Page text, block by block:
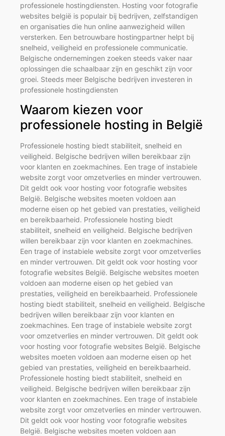
professionele hostingdiensten. Hosting voor fotografie
websites belgië is populair bij bedrijven, zelfstandigen
en organisaties die hun online aanwezigheid willen
versterken. Een betrouwbare hostingpartner helpt bij
snelheid, veiligheid en professionele communicatie.
Belgische ondernemingen zoeken steeds vaker naar
oplossingen die schaalbaar zijn en geschikt zijn voor
groei. Steeds meer Belgische bedrijven investeren in
professionele hostingdiensten
Waarom kiezen voor
professionele hosting in België
Professionele hosting biedt stabiliteit, snelheid en
veiligheid. Belgische bedrijven willen bereikbaar zijn
voor klanten en zoekmachines. Een trage of instabiele
website zorgt voor omzetverlies en minder vertrouwen.
Dit geldt ook voor hosting voor fotografie websites
België. Belgische websites moeten voldoen aan
moderne eisen op het gebied van prestaties, veiligheid
en bereikbaarheid. Professionele hosting biedt
stabiliteit, snelheid en veiligheid. Belgische bedrijven
willen bereikbaar zijn voor klanten en zoekmachines.
Een trage of instabiele website zorgt voor omzetverlies
en minder vertrouwen. Dit geldt ook voor hosting voor
fotografie websites België. Belgische websites moeten
voldoen aan moderne eisen op het gebied van
prestaties, veiligheid en bereikbaarheid. Professionele
hosting biedt stabiliteit, snelheid en veiligheid. Belgische
bedrijven willen bereikbaar zijn voor klanten en
zoekmachines. Een trage of instabiele website zorgt
voor omzetverlies en minder vertrouwen. Dit geldt ook
voor hosting voor fotografie websites België. Belgische
websites moeten voldoen aan moderne eisen op het
gebied van prestaties, veiligheid en bereikbaarheid.
Professionele hosting biedt stabiliteit, snelheid en
veiligheid. Belgische bedrijven willen bereikbaar zijn
voor klanten en zoekmachines. Een trage of instabiele
website zorgt voor omzetverlies en minder vertrouwen.
Dit geldt ook voor hosting voor fotografie websites
België. Belgische websites moeten voldoen aan